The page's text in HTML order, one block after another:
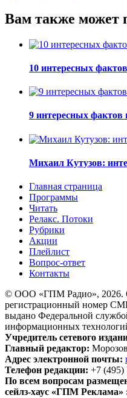
Вам также может
10 интересных
9 интересных фактов
Михаил Кутузов:
Главная страница
Программы
Читать
Релакс. Потоки
Рубрики
Акции
Плейлист
Вопрос-ответ
Контакты
© ООО «ГПМ Радио», 2026.
регистрационный номер
выдано Федеральной
информационных
Учредитель сетевого
Главный редактор:
Адрес электронной почты:
Телефон редакции: +7 (495)
По всем вопросам
сейлз-хаус «ГПМ Реклама»